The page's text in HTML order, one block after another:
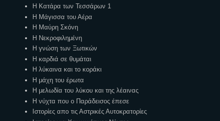
Η Κατάρα των Τεσσάρων 1
Η Μάγισσα του Αέρα
Η Μαύρη Σκόνη
Η Νεκροφιλημένη
Η γνώση των Ξωτικών
Η καρδιά σε θυμάται
Η λύκαινα και το κοράκι
Η μάχη του έρωτα
Η μελωδία του λύκου και της λέαινας
Η νύχτα που ο Παράδεισος έπεσε
Ιστορίες απο τις Αστρικές Αυτοκρατορίες